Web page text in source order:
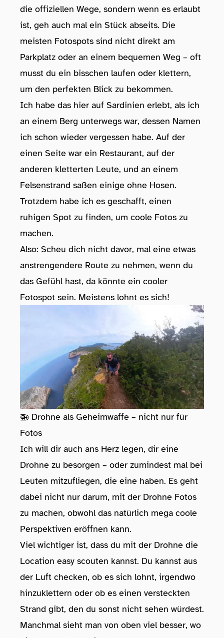
die offiziellen Wege, sondern wenn es erlaubt
ist, geh auch mal ein Stück abseits. Die
meisten Fotospots sind nicht direkt am
Parkplatz oder an einem bequemen Weg – oft
musst du ein bisschen laufen oder klettern,
um den perfekten Blick zu bekommen.
Ich habe das hier auf Sardinien erlebt, als ich
an einem Berg unterwegs war, dessen Namen
ich schon wieder vergessen habe. Auf der
einen Seite war ein Restaurant, auf der
anderen kletterten Leute, und an einem
Felsenstrand saßen einige ohne Hosen.
Trotzdem habe ich es geschafft, einen
ruhigen Spot zu finden, um coole Fotos zu
machen.
Also: Scheu dich nicht davor, mal eine etwas
anstrengendere Route zu nehmen, wenn du
das Gefühl hast, da könnte ein cooler
Fotospot sein. Meistens lohnt es sich!
🚁 Drohne als Geheimwaffe – nicht nur für
Fotos
Ich will dir auch ans Herz legen, dir eine
Drohne zu besorgen – oder zumindest mal bei
Leuten mitzufliegen, die eine haben. Es geht
dabei nicht nur darum, mit der Drohne Fotos
zu machen, obwohl das natürlich mega coole
Perspektiven eröffnen kann.
Viel wichtiger ist, dass du mit der Drohne die
Location easy scouten kannst. Du kannst aus
der Luft checken, ob es sich lohnt, irgendwo
hinzuklettern oder ob es einen versteckten
Strand gibt, den du sonst nicht sehen würdest.
Manchmal sieht man von oben viel besser, wo